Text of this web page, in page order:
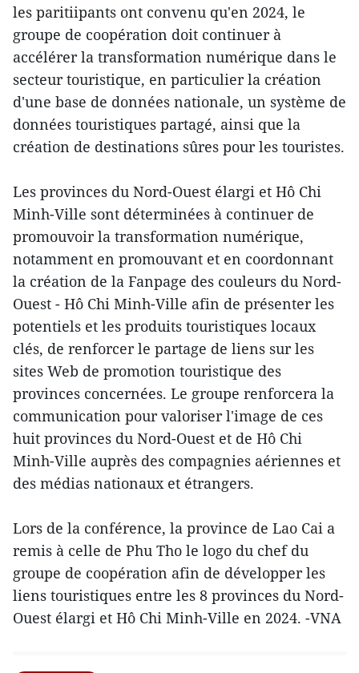
les paritiipants ont convenu qu'en 2024, le
groupe de coopération doit continuer à
accélérer la transformation numérique dans le
secteur touristique, en particulier la création
d'une base de données nationale, un système de
données touristiques partagé, ainsi que la
création de destinations sûres pour les touristes.
Les provinces du Nord-Ouest élargi et Hô Chi
Minh-Ville sont déterminées à continuer de
promouvoir la transformation numérique,
notamment en promouvant et en coordonnant
la création de la Fanpage des couleurs du Nord-
Ouest - Hô Chi Minh-Ville afin de présenter les
potentiels et les produits touristiques locaux
clés, de renforcer le partage de liens sur les
sites Web de promotion touristique des
provinces concernées. Le groupe renforcera la
communication pour valoriser l'image de ces
huit provinces du Nord-Ouest et de Hô Chi
Minh-Ville auprès des compagnies aériennes et
des médias nationaux et étrangers.
Lors de la conférence, la province de Lao Cai a
remis à celle de Phu Tho le logo du chef du
groupe de coopération afin de développer les
liens touristiques entre les 8 provinces du Nord-
Ouest élargi et Hô Chi Minh-Ville en 2024. -VNA